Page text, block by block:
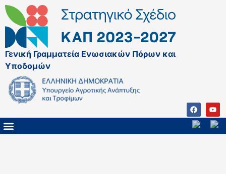
Γενική Γραμματεία Ενωσιακών Πόρων και
Υποδομών